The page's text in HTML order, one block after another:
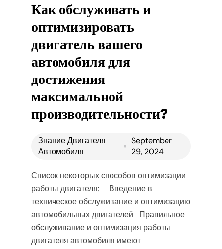
Как обслуживать и
оптимизировать
двигатель вашего
автомобиля для
достижения
максимальной
производительности?
Знание Двигателя
Автомобиля
September
29, 2024
Список некоторых способов оптимизации
работы двигателя: Введение в
техническое обслуживание и оптимизацию
автомобильных двигателей Правильное
обслуживание и оптимизация работы
двигателя автомобиля имеют